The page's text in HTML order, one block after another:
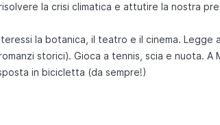
la crisi climatica e attutire la nostra
la botanica, il teatro e il cinema. Legge
storici). Gioca a tennis, scia e nuota. A
in bicicletta (da sempre!)